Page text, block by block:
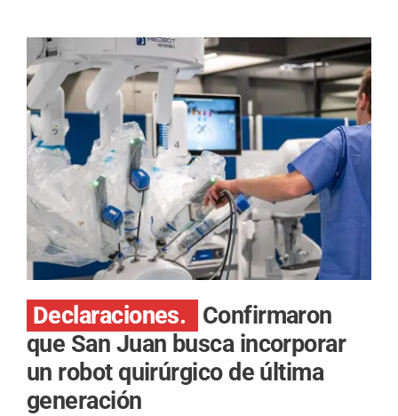
Declaraciones.
Confirmaron
que San Juan busca incorporar
un robot quirúrgico de última
generación